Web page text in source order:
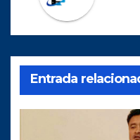
Entrada